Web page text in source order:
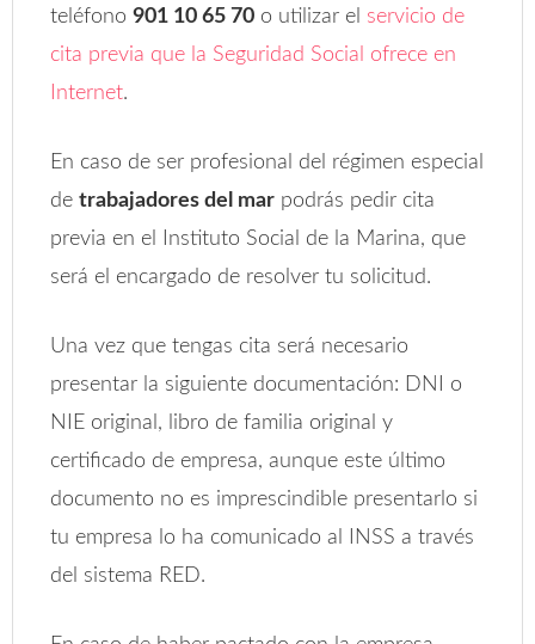
teléfono901 10 65 70 o utilizar el servicio de
cita previa que la Seguridad Social ofrece en
Internet.
En caso de ser profesional del régimen especial
detrabajadores del mar podrás pedir cita
previa en el Instituto Social de la Marina, que
será el encargado de resolver tu solicitud.
Una vez que tengas cita será necesario
presentar la siguiente documentación: DNI o
NIE original, libro de familia original y
certificado de empresa, aunque este último
documento no es imprescindible presentarlo si
tu empresa lo ha comunicado al INSS a través
del sistema RED.